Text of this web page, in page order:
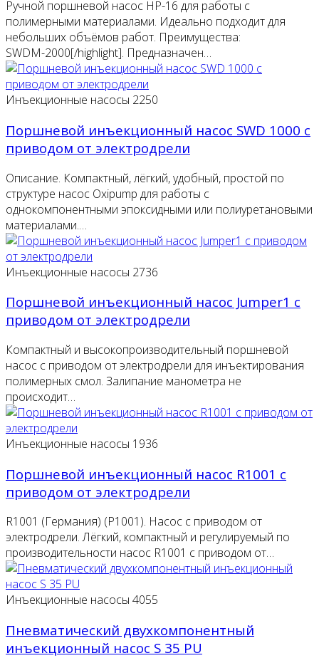
Ручной поршневой насос HP-16 для работы с
полимерными материалами. Идеально подходит для
небольших объёмов работ. Преимущества:
SWDM-2000[/highlight]. Предназначен…
Инъекционные насосы 2250
Поршневой инъекционный насос SWD 1000 с
приводом от электродрели
Описание. Компактный, лёгкий, удобный, простой по
структуре насос Oxipump для работы с
однокомпонентными эпоксидными или полиуретановыми
материалами.…
Инъекционные насосы 2736
Поршневой инъекционный насос Jumper1 с
приводом от электродрели
Компактный и высокопроизводительный поршневой
насос с приводом от электродрели для инъектирования
полимерных смол. Залипание манометра не
происходит…
Инъекционные насосы 1936
Поршневой инъекционный насос R1001 с
приводом от электродрели
R1001 (Германия) (Р1001). Насос с приводом от
электродрели. Лёгкий, компактный и регулируемый по
производительности насос R1001 с приводом от…
Инъекционные насосы 4055
Пневматический двухкомпонентный
инъекционный насос S 35 PU